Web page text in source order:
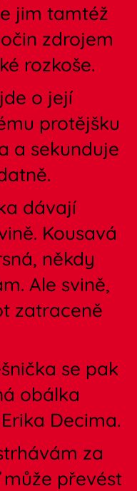
jim tamtéž
zdrojem
rozkoše.
o její
protějšku
a sekunduje
dávají
Kousavá
někdy
Ale svině,
zatraceně
se pak
obálka
Decima.
za
převést